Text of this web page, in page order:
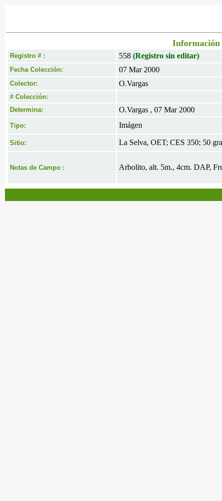
Información
Registro # : 558 (Registro sin editar)
Fecha Colección: 07 Mar 2000
Colector: O.Vargas
# Colección:
Determina:
O.Vargas , 07 Mar 2000
Tipo: Imágen
Sitio: La Selva, OET; CES 350; 50
Notas de Campo : Arbolito, alt. 5m., 4cm. DAP,